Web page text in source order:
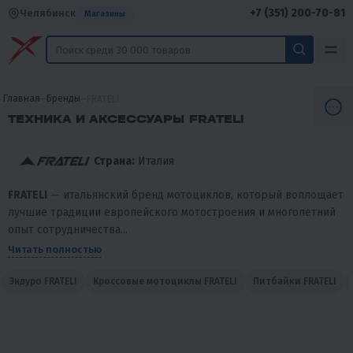
Челябинск Магазины +7 (351) 200-70-81
Главная Бренды
ТЕХНИКА И АКСЕССУАРЫ FRATELI
Страна: Италия
FRATELI — итальянский бренд мотоциклов, который воплощает
лучшие традиции европейского мотостроения и многолетний
опыт сотрудничества...
Читать полностью
Эндуро FRATELI Кроссовые мотоциклы FRATELI Питбайки FRATELI